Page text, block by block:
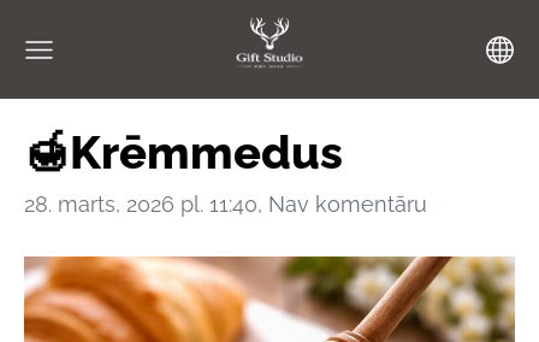
🍯Krēmmedus
28. marts, 2026 pl. 11:40, Nav komentāru